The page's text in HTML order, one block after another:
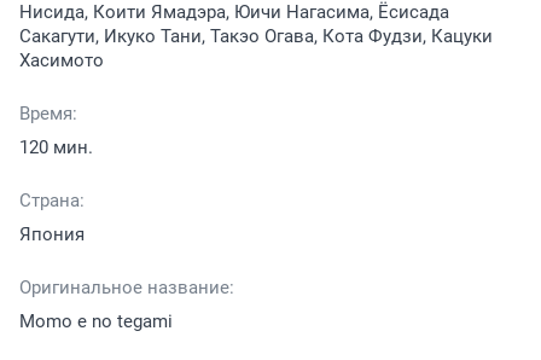
Нисида, Коити Ямадэра, Юичи Нагасима, Ёсисада
Сакагути, Икуко Тани, Такэо Огава, Кота Фудзи, Кацуки
Хасимото
Время:
120 мин.
Страна:
Япония
Оригинальное название:
Momo e no tegami